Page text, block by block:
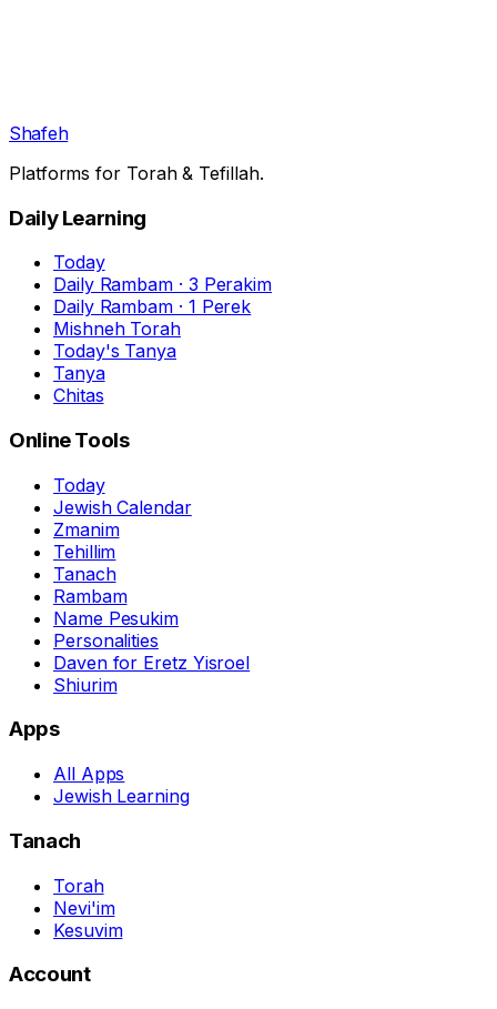
Shafeh
Platforms for Torah & Tefillah.
Daily Learning
Today
Daily Rambam · 3 Perakim
Daily Rambam · 1 Perek
Mishneh Torah
Today's Tanya
Tanya
Chitas
Online Tools
Today
Jewish Calendar
Zmanim
Tehillim
Tanach
Rambam
Name Pesukim
Personalities
Daven for Eretz Yisroel
Shiurim
Apps
All Apps
Jewish Learning
Tanach
Torah
Nevi'im
Kesuvim
Account